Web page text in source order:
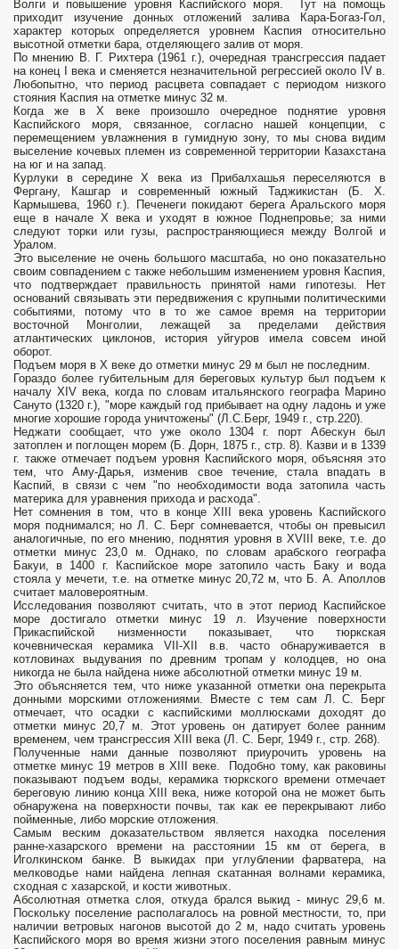
Волги и повышение уровня Каспийского моря. Тут на помощь
приходит изучение донных отложений залива Кара-Богаз-Гол,
характер которых определяется уровнем Каспия относительно
высотной отметки бара, отделяющего залив от моря.
По мнению В. Г. Рихтера (1961 г.), очередная трансгрессия падает
на конец I века и сменяется незначительной регрессией около IV в.
Любопытно, что период расцвета совпадает с периодом низкого
стояния Каспия на отметке минус 32 м.
Когда же в X веке произошло очередное поднятие уровня
Каспийского моря, связанное, согласно нашей концепции, с
перемещением увлажнения в гумидную зону, то мы снова видим
выселение кочевых племен из современной территории Казахстана
на юг и на запад.
Курлуки в середине X века из Прибалхашья переселяются в
Фергану, Кашгар и современный южный Таджикистан (Б. X.
Кармышева, 1960 г.). Печенеги покидают берега Аральского моря
еще в начале X века и уходят в южное Поднепровье; за ними
следуют торки или гузы, распространяющиеся между Волгой и
Уралом.
Это выселение не очень большого масштаба, но оно показательно
своим совпадением с также небольшим изменением уровня Каспия,
что подтверждает правильность принятой нами гипотезы. Нет
оснований связывать эти передвижения с крупными политическими
событиями, потому что в то же самое время на территории
восточной Монголии, лежащей за пределами действия
атлантических циклонов, история уйгуров имела совсем иной
оборот.
Подъем моря в X веке до отметки минус 29 м был не последним.
Гораздо более губительным для береговых культур был подъем к
началу XIV века, когда по словам итальянского географа Марино
Сануто (1320 г.), "море каждый год прибывает на одну ладонь и уже
многие хорошие города уничтожены" (Л.С.Берг, 1949 г., стр.220).
Неджати сообщает, что уже около 1304 г. порт Абескун был
затоплен и поглощен морем (Б. Дорн, 1875 г., стр. 8). Казви и в 1339
г. также отмечает подъем уровня Каспийского моря, объясняя это
тем, что Аму-Дарья, изменив свое течение, стала впадать в
Каспий, в связи с чем "по необходимости вода затопила часть
материка для уравнения прихода и расхода".
Нет сомнения в том, что в конце XIII века уровень Каспийского
моря поднимался; но Л. С. Берг сомневается, чтобы он превысил
аналогичные, по его мнению, поднятия уровня в XVIII веке, т.е. до
отметки минус 23,0 м. Однако, по словам арабского географа
Бакуи, в 1400 г. Каспийское море затопило часть Баку и вода
стояла у мечети, т.е. на отметке минус 20,72 м, что Б. А. Аполлов
считает маловероятным.
Исследования позволяют считать, что в этот период Каспийское
море достигало отметки минус 19 л. Изучение поверхности
Прикаспийской низменности показывает, что тюркская
кочевническая керамика VII-XII в.в. часто обнаруживается в
котловинах выдувания по древним тропам у колодцев, но она
никогда не была найдена ниже абсолютной отметки минус 19 м.
Это объясняется тем, что ниже указанной отметки она перекрыта
донными морскими отложениями. Вместе с тем сам Л. С. Берг
отмечает, что осадки с каспийскими моллюсками доходят до
отметки минус 20,7 м. Этот уровень он датирует более ранним
временем, чем трансгрессия XIII века (Л. С. Берг, 1949 г., стр. 268).
Полученные нами данные позволяют приурочить уровень на
отметке минус 19 метров в XIII веке. Подобно тому, как раковины
показывают подъем воды, керамика тюркского времени отмечает
береговую линию конца XIII века, ниже которой она не может быть
обнаружена на поверхности почвы, так как ее перекрывают либо
пойменные, либо морские отложения.
Самым веским доказательством является находка поселения
ранне-хазарского времени на расстоянии 15 км от берега, в
Иголкинском банке. В выкидах при углублении фарватера, на
мелководье нами найдена лепная скатанная волнами керамика,
сходная с хазарской, и кости животных.
Абсолютная отметка слоя, откуда брался выкид - минус 29,6 м.
Поскольку поселение располагалось на ровной местности, то, при
наличии ветровых нагонов высотой до 2 м, надо считать уровень
Каспийского моря во время жизни этого поселения равным минус